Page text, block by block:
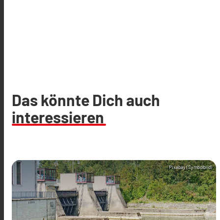
Das könnte Dich auch
interessieren
Pixabay (Symbolbild)